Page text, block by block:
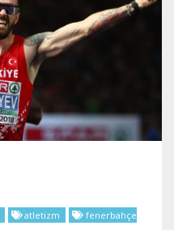
atletizm
fenerbahçe